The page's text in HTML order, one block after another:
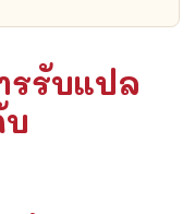
รรับแปล